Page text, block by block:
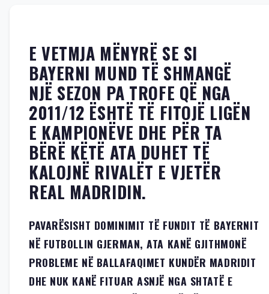
E VETMJA MËNYRË SE SI
BAYERNI MUND TË SHMANGË
NJË SEZON PA TROFE QË NGA
2011/12 ËSHTË TË FITOJË LIGËN
E KAMPIONËVE DHE PËR TA
BËRË KËTË ATA DUHET TË
KALOJNË RIVALËT E VJETËR
REAL MADRIDIN.
PAVARËSISHT DOMINIMIT TË FUNDIT TË BAYERNIT
NË FUTBOLLIN GJERMAN, ATA KANË GJITHMONË
PROBLEME NË BALLAFAQIMET KUNDËR MADRIDIT
DHE NUK KANË FITUAR ASNJË NGA SHTATË E